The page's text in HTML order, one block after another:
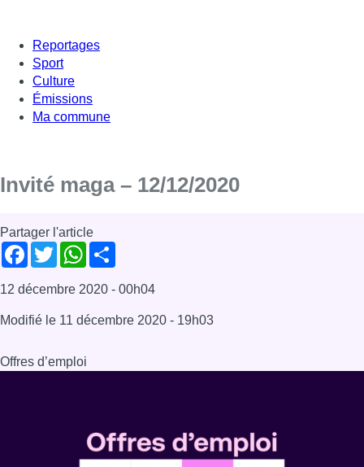
Reportages
Sport
Culture
Émissions
Ma commune
Invité maga – 12/12/2020
Partager l'article
Facebook
TwitterWhatsApp
12 décembre 2020 - 00h04
Modifié le 11 décembre 2020 - 19h03
Offres d’emploi